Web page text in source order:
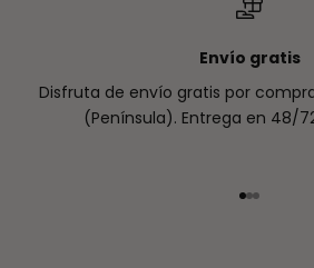
Envío gratis
Disfruta de envío gratis por
(Península). Entrega en 48/
Ir al
Ir al
Ir al